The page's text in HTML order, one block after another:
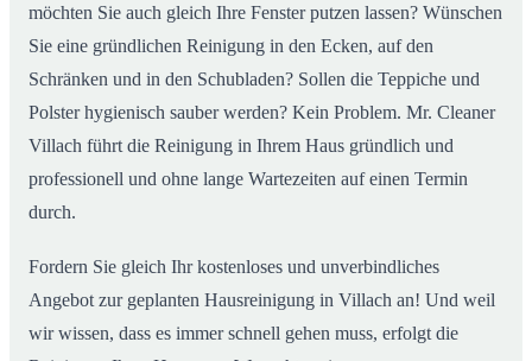
möchten Sie auch gleich Ihre Fenster putzen lassen? Wünschen
Sie eine gründlichen Reinigung in den Ecken, auf den
Schränken und in den Schubladen? Sollen die Teppiche und
Polster hygienisch sauber werden? Kein Problem. Mr. Cleaner
Villach führt die Reinigung in Ihrem Haus gründlich und
professionell und ohne lange Wartezeiten auf einen Termin
durch.
Fordern Sie gleich Ihr kostenloses und unverbindliches
Angebot zur geplanten Hausreinigung in Villach an! Und weil
wir wissen, dass es immer schnell gehen muss, erfolgt die